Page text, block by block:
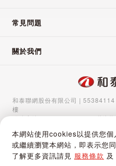
本網站使用cookies以提供您個
或繼續瀏覽本網站，即表示您
了解更多資訊請見 服務條款 及
常見問題
關於我們
和泰聯網股份有限公司 |
樓
服務專線：02-5570-1788| 聯絡信
Copyright © 2024 Hotai
Motor Corporation